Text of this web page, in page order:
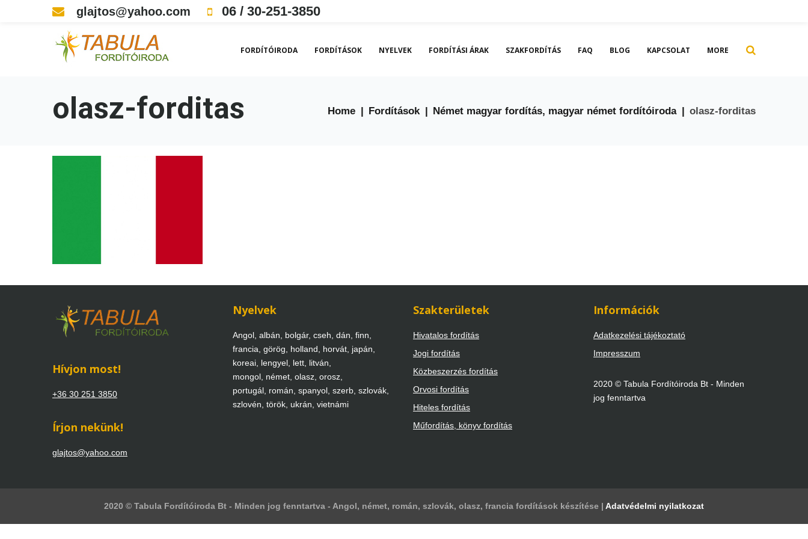
glajtos@yahoo.com 06 / 30-251-3850
FORDÍTÓIRODA FORDÍTÁSOK NYELVEK FORDÍTÁSI ÁRAK SZAKFORDÍTÁS FAQ BLOG KAPCSOLAT MORE
olasz-forditas Home Fordítások Német magyar fordítás, magyar német fordítóiroda olasz-forditas
Hívjon most!
+36 30 251 3850
Írjon nekünk!
glajtos@yahoo.com
Nyelvek
Angol, albán, bolgár, cseh, dán, finn,
francia, görög, holland, horvát, japán,
koreai, lengyel, lett, litván,
mongol, német, olasz, orosz,
portugál, román, spanyol, szerb, szlovák,
szlovén, török, ukrán, vietnámi
Szakterületek
Hivatalos fordítás
Jogi fordítás
Közbeszerzés fordítás
Orvosi fordítás
Hiteles fordítás
Műfordítás, könyv fordítás
Információk
Adatkezelési tájékoztató
Impresszum
2020 © Tabula Fordítóiroda Bt - Minden
jog fenntartva
2020 © Tabula Fordítóiroda Bt - Minden jog fenntartva - Angol, német, román, szlovák, olasz, francia fordítások készítése | Adatvédelmi nyilatkozat